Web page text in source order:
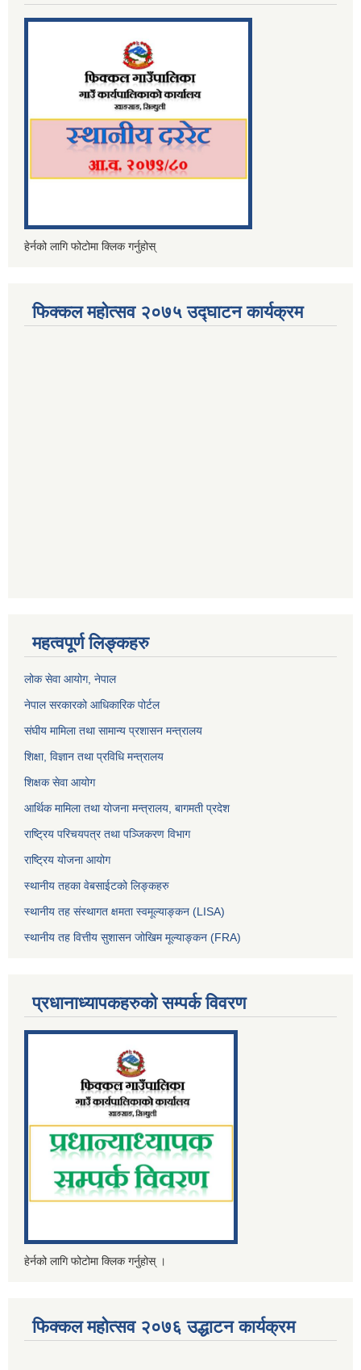
हेर्नको लागि फोटोमा क्लिक गर्नुहोस्
फिक्कल महोत्सव २०७५ उद्घाटन कार्यक्रम
महत्वपूर्ण लिङ्कहरु
लोक सेवा आयोग, नेपाल
नेपाल सरकारको आधिकारिक पोर्टल
संघीय मामिला तथा सामान्य प्रशासन मन्त्रालय
शिक्षा, विज्ञान तथा प्रविधि मन्त्रालय
शिक्षक सेवा आयोग
आर्थिक मामिला तथा योजना मन्त्रालय, बागमती प्रदेश
राष्ट्रिय परिचयपत्र तथा पञ्जिकरण विभाग
राष्ट्रिय योजना आयोग
स्थानीय तहका वेबसाईटको लिङ्कहरु
स्थानीय तह संस्थागत क्षमता स्वमूल्याङ्कन (LISA)
स्थानीय तह वित्तीय सुशासन जोखिम मूल्याङ्कन (FRA)
प्रधानाध्यापकहरुको सम्पर्क विवरण
हेर्नको लागि फोटोमा क्लिक गर्नुहोस् ।
फिक्कल महोत्सव २०७६ उद्धाटन कार्यक्रम